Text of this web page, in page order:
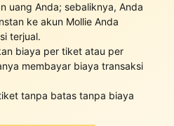
uang Anda; sebaliknya, Anda
ke akun Mollie Anda
terjual.
biaya per tiket atau per
membayar biaya transaksi
tanpa batas tanpa biaya